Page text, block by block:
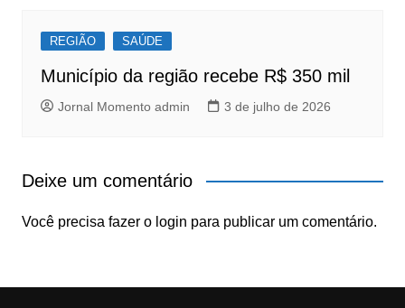
REGIÃO SAÚDE
Município da região recebe R$ 350 mil
Jornal Momento admin 3 de julho de 2026
Deixe um comentário
Você precisa fazer o login para publicar um comentário.